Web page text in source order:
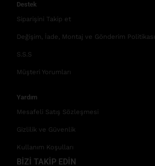
Destek
Siparişini Takip et
Değişim, İade, Montaj ve Gönderim Politikası
S.S.S
Müşteri Yorumları
Yardım
Mesafeli Satış Sözleşmesi
Gizlilik ve Güvenlik
Kullanım Koşulları
BİZİ TAKİP EDİN